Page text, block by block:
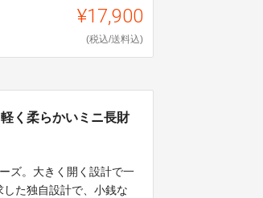
¥17,900
(税込/送料込)
く柔らかいミニ長財
ズ。大きく開く設計で一
た独自設計で、小銭な